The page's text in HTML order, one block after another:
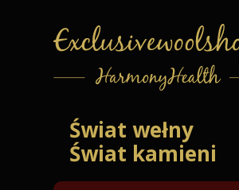
Świat wełny
Świat kamieni